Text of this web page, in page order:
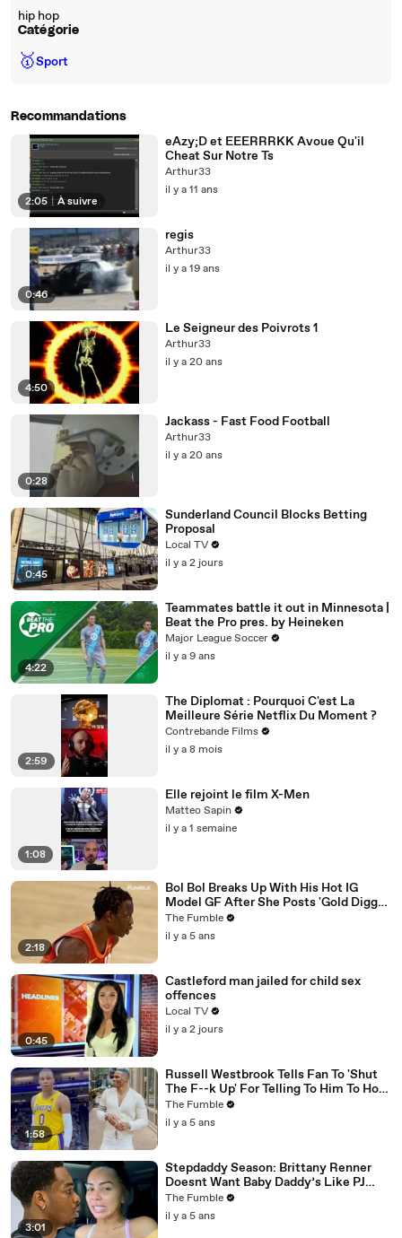
hip hop
Catégorie
🥇Sport
Recommandations
2:05 | À suivre
eAzy;D et EEERRRKK Avoue Qu'il
Cheat Sur Notre Ts
Arthur33
il y a 11 ans
0:46
regis
Arthur33
il y a 19 ans
4:50
Le Seigneur des Poivrots 1
Arthur33
il y a 20 ans
0:28
Jackass - Fast Food Football
Arthur33
il y a 20 ans
0:45
Sunderland Council Blocks Betting
Proposal
Local TV
il y a 2 jours
4:22
Teammates battle it out in Minnesota |
Beat the Pro pres. by Heineken
Major League Soccer
il y a 9 ans
2:59
The Diplomat : Pourquoi C'est La
Meilleure Série Netflix Du Moment ?
Contrebande Films
il y a 8 mois
1:08
Elle rejoint le film X-Men
Matteo Sapin
il y a 1 semaine
2:18
Bol Bol Breaks Up With His Hot IG
Model GF After She Posts 'Gold Digger
For Life' In TikTok Video
The Fumble
il y a 5 ans
0:45
Castleford man jailed for child sex
offences
Local TV
il y a 2 jours
1:58
Russell Westbrook Tells Fan To 'Shut
The F--k Up' For Telling To Him To How
To Play Better
The Fumble
il y a 5 ans
3:01
Stepdaddy Season: Brittany Renner
Doesnt Want Baby Daddy’s Like PJ
Washington To Block Her Blessings
The Fumble
il y a 5 ans